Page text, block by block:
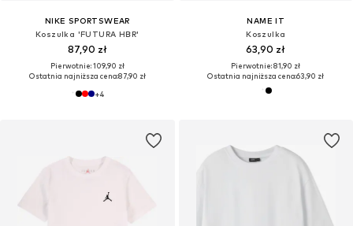
NIKE SPORTSWEAR
Koszulka 'FUTURA HBR'
87,90 zł
Pierwotnie: 109,90 zł
Ostatnia najniższa cena:87,90 zł
+4
NAME IT
Koszulka
63,90 zł
Pierwotnie: 81,90 zł
Ostatnia najniższa cena:63,90 zł